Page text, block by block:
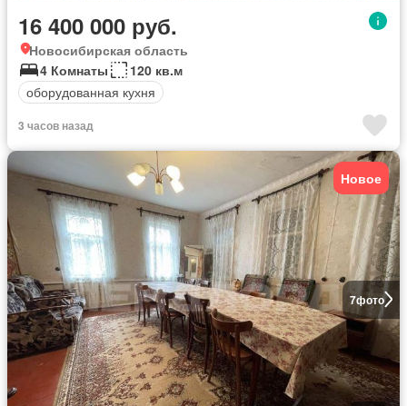
16 400 000 руб.
Новосибирская область
4 Комнаты
120 кв.м
оборудованная кухня
3 часов назад
7фото
Новое